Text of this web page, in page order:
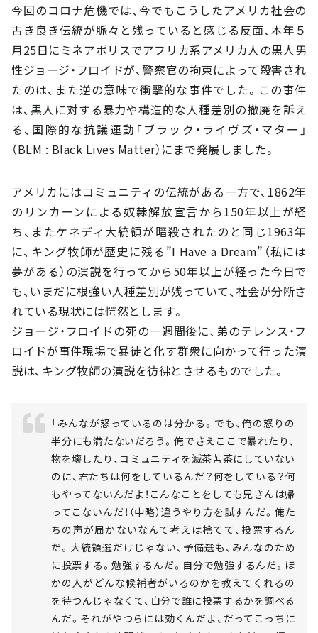
今回のコロナ危機では、今でもこうしたアメリカ社会の
古き良き伝統が脈々と残っていると感じる反面、本年５
月25日にミネアポリスでアフリカ系アメリカ人の黒人男
性ジョージ・フロイドが、警察官の拘束によって殺害され
たのは、また逆の意味で衝撃的な事件でした。この事件
は、黒人に対する暴力や構造的な人種差別の撤廃を訴え
る、国際的な抗議運動「ブラック・ライヴズ・マター」
（BLM : Black Lives Matter）にまで発展しました。
アメリカにはコミュニティの伝統がある一方で、1862年
のリンカーンによる奴隷解放宣言から150年以上が経
ち、またケネディ大統領が暗殺されたのと同じ1963年
に、キング牧師が歴史に残る”I Have a Dream”（私には
夢がある）の演説を行ってから50年以上が経った今日で
も、いまだに根強い人種差別が残っていて、社会が分断さ
れている現状には愕然とします。
ジョージ・フロイドの死の一週間後に、弟のテレンス・フ
ロイドが事件現場で暴徒と化す群衆に向かって行った演
説は、キング牧師の演説を彷彿とさせるものでした。
「みんなが怒っているのは分かる。でも、俺の怒りの
半分にも満たないだろう。俺でさえここで暴れたり、
物を壊したり、コミュニティを滅茶苦茶にしていない
のに、君たちは何をしているんだ？何をしている？何
もやってないんだよ！こんなことをしても兄さんは帰
ってこないんだ！（中略）違うやり方を試すんだ。俺た
ちの声が届かないなんて考えは捨てて、投票するん
だ。大統領選だけじゃない、予備選も、みんなのため
に投票する。勉強するんだ。自分で勉強するんだ。ほ
かの人がどんな候補者がいるのかを教えてくれるの
を待つんじゃなくて、自分で誰に投票するかを調べる
んだ。それがやつらには効くんだよ、だってこっちに